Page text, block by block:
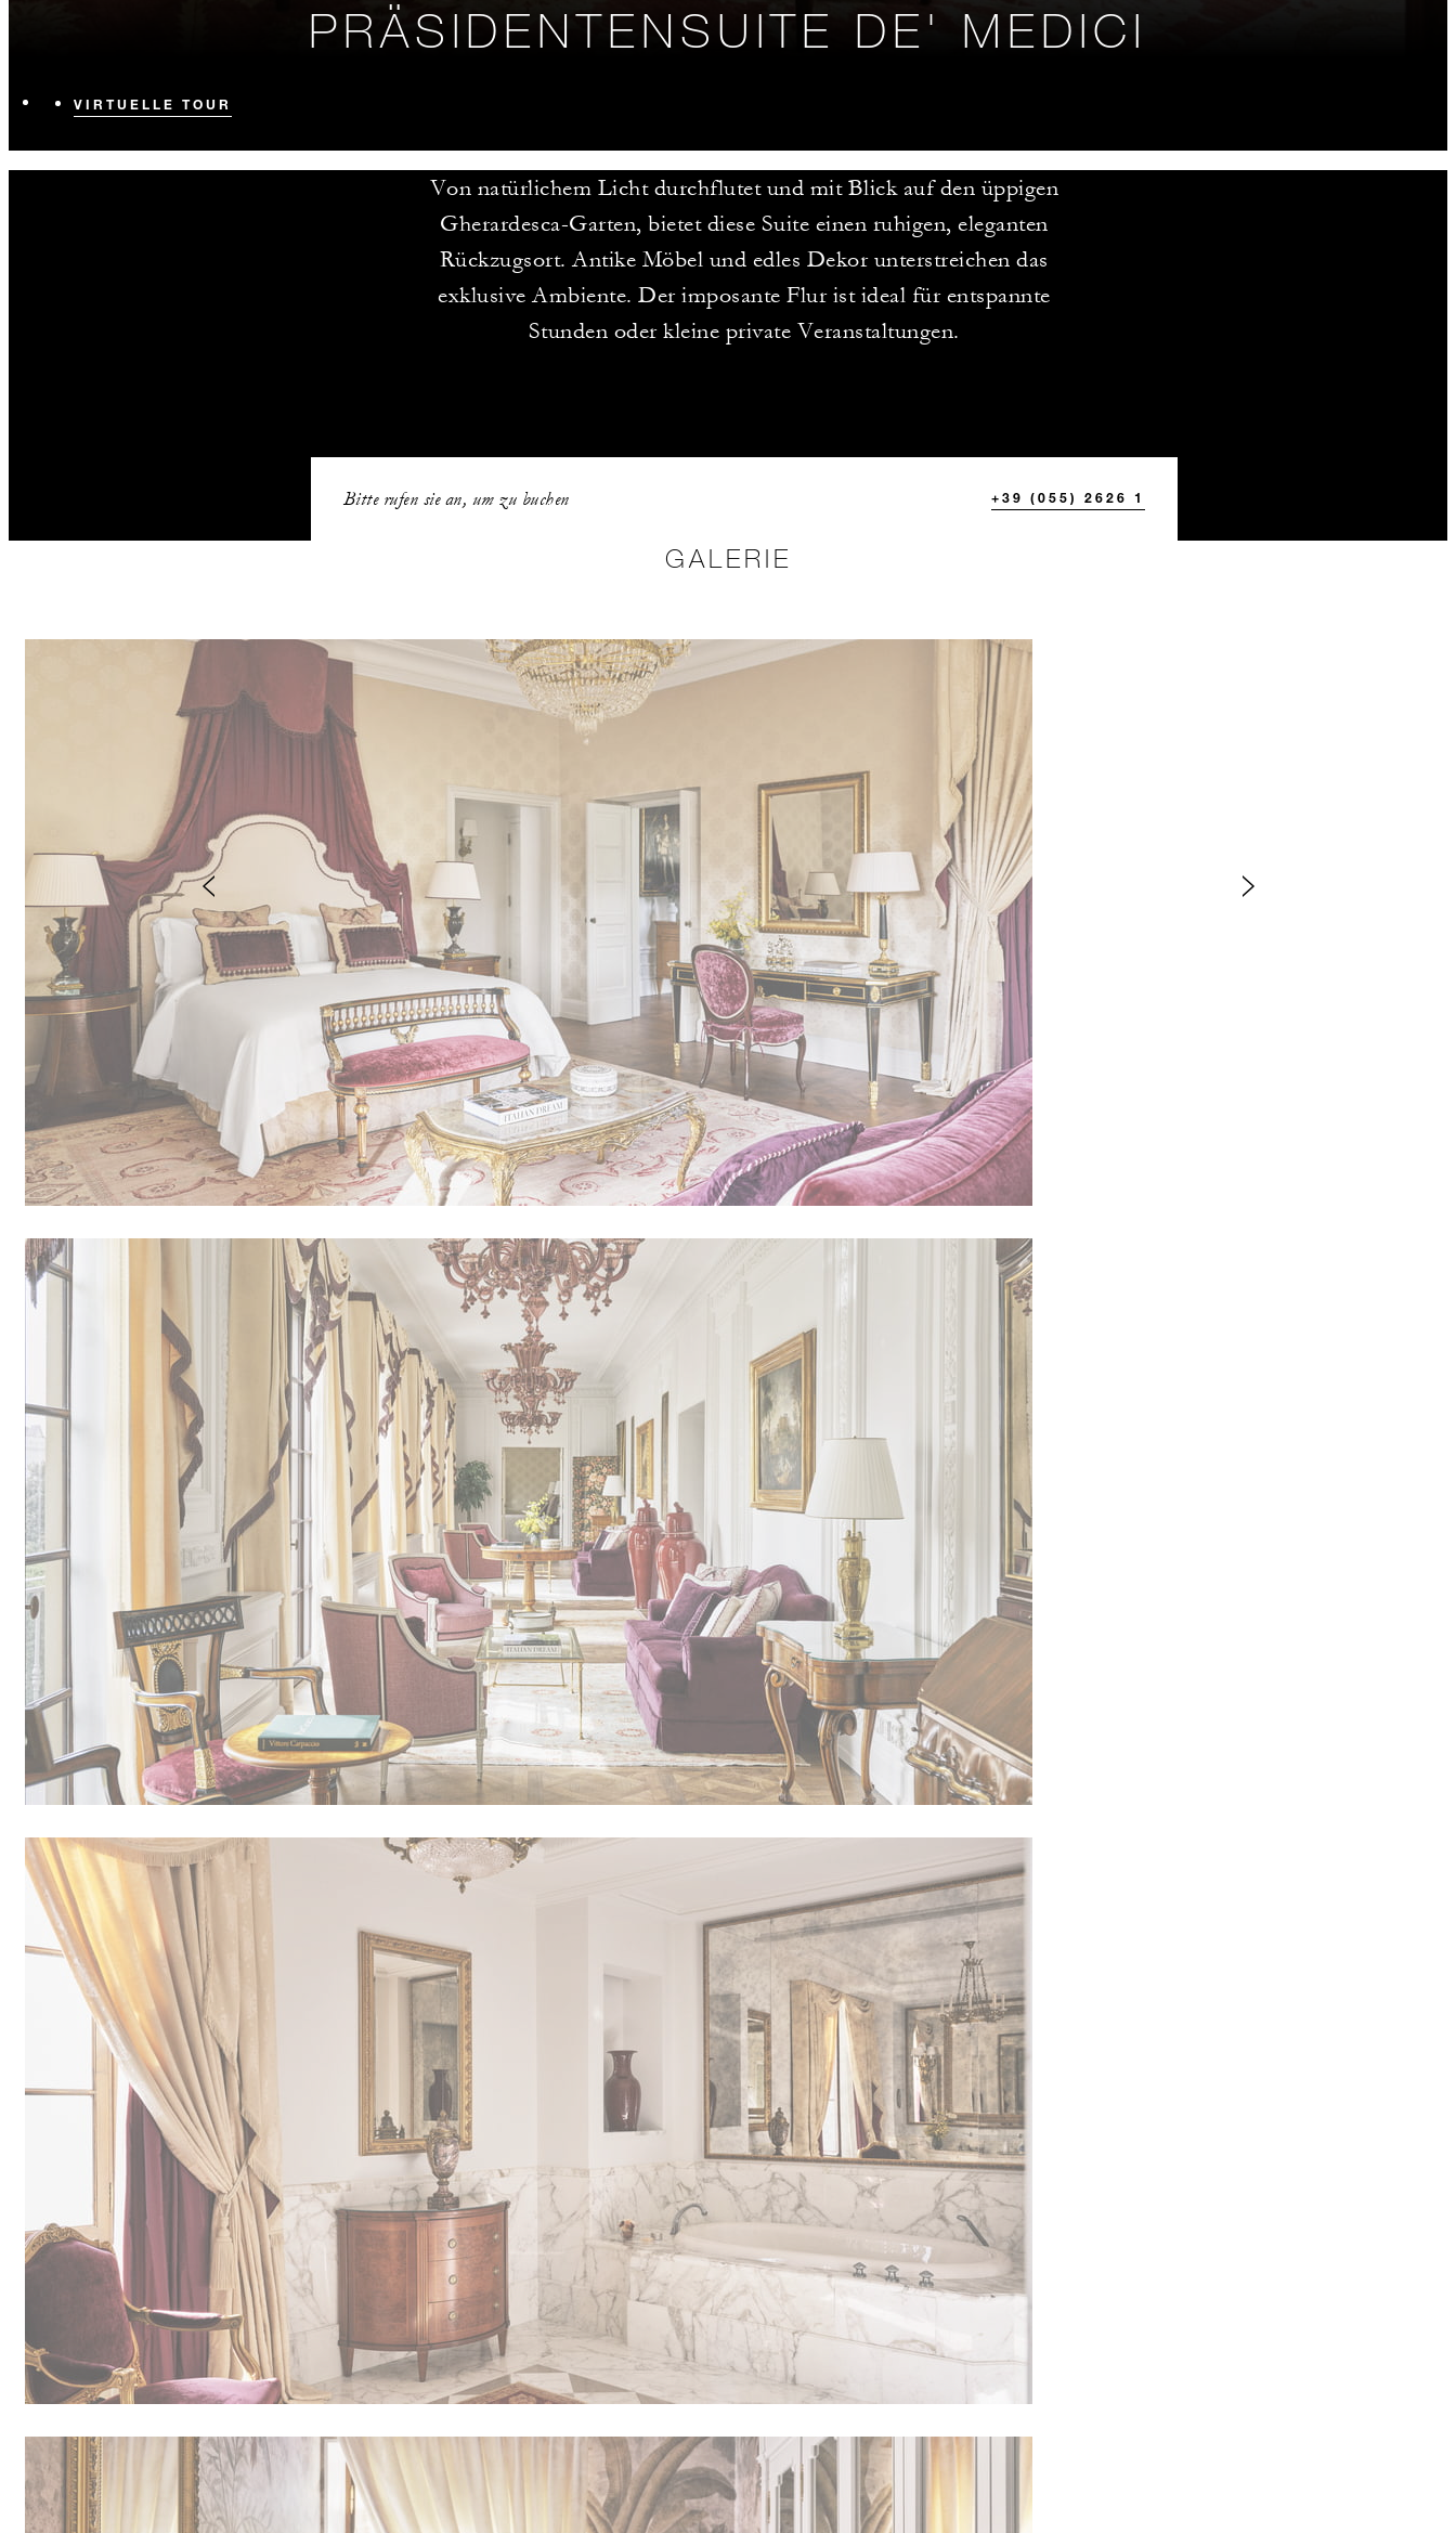
PRÄSIDENTENSUITE DE' MEDICI
VIRTUELLE TOUR
Von natürlichem Licht durchflutet und mit Blick auf den üppigen
Gherardesca-Garten, bietet diese Suite einen ruhigen, eleganten
Rückzugsort. Antike Möbel und edles Dekor unterstreichen das
exklusive Ambiente. Der imposante Flur ist ideal für entspannte
Stunden oder kleine private Veranstaltungen.
Bitte rufen sie an, um zu buchen +39 (055) 2626 1
GALERIE